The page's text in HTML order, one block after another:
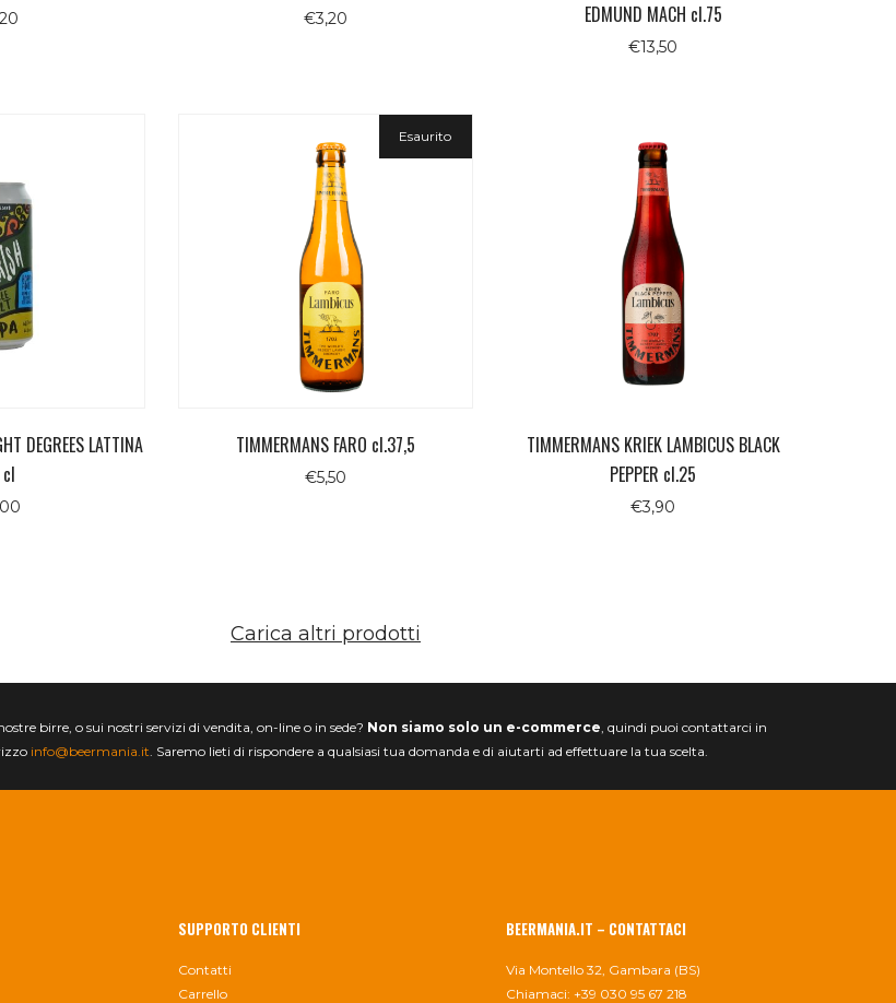
€3,20
EDMUND MACH cl.75
€13,50
DEGREES LATTINA
Esaurito
TIMMERMANS FARO cl.37,5
€5,50
TIMMERMANS KRIEK LAMBICUS BLACK
PEPPER cl.25
€3,90
Carica altri prodotti
birre, o sui nostri servizi di vendita, on-line o in sede? Non siamo solo un e-commerce, quindi puoi contattarci in
info@beermania.it. Saremo lieti di rispondere a qualsiasi tua domanda e di aiutarti ad effettuare la tua scelta.
SUPPORTO CLIENTI
Contatti
Carrello
BEERMANIA.IT – CONTATTACI
Via Montello 32, Gambara (BS)
Chiamaci: +39 030 95 67 218